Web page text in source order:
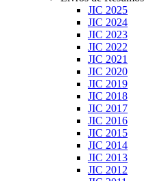
JIC 2025
JIC 2024
JIC 2023
JIC 2022
JIC 2021
JIC 2020
JIC 2019
JIC 2018
JIC 2017
JIC 2016
JIC 2015
JIC 2014
JIC 2013
JIC 2012